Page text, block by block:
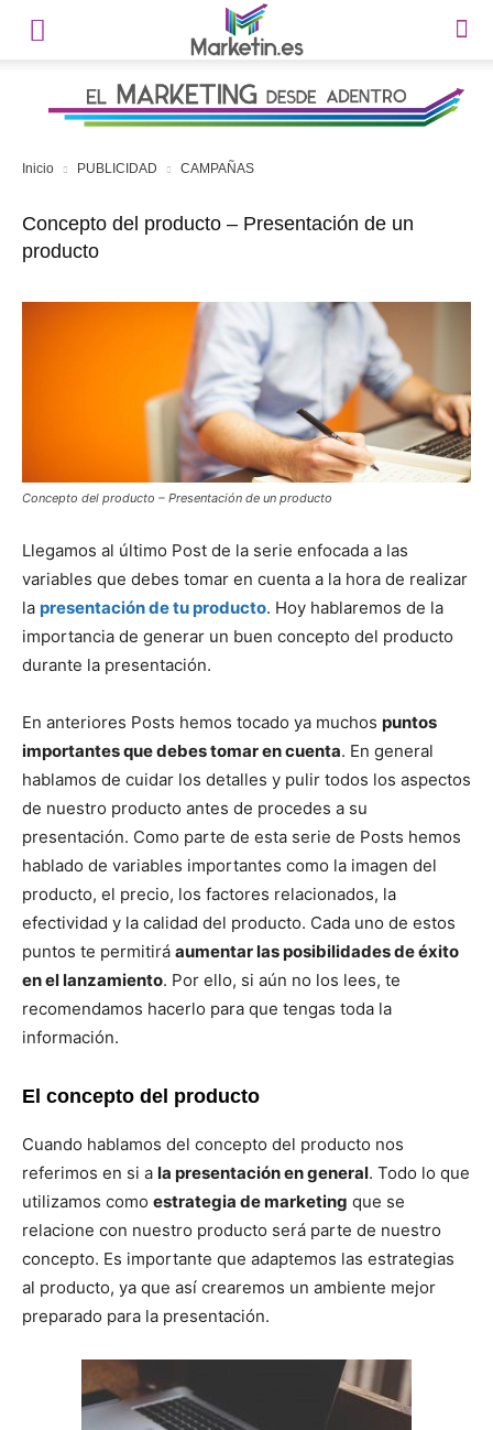
Inicio PUBLICIDAD CAMPAÑAS
Concepto del producto – Presentación de un
producto
Concepto del producto – Presentación de un producto
Llegamos al último Post de la serie enfocada a las
variables que debes tomar en cuenta a la hora de realizar
la presentación de tu producto. Hoy hablaremos de la
importancia de generar un buen concepto del producto
durante la presentación.
En anteriores Posts hemos tocado ya muchos puntos
importantes que debes tomar en cuenta. En general
hablamos de cuidar los detalles y pulir todos los aspectos
de nuestro producto antes de procedes a su
presentación. Como parte de esta serie de Posts hemos
hablado de variables importantes como la imagen del
producto, el precio, los factores relacionados, la
efectividad y la calidad del producto. Cada uno de estos
puntos te permitirá aumentar las posibilidades de éxito
en el lanzamiento. Por ello, si aún no los lees, te
recomendamos hacerlo para que tengas toda la
información.
El concepto del producto
Cuando hablamos del concepto del producto nos
referimos en si a la presentación en general. Todo lo que
utilizamos como estrategia de marketing que se
relacione con nuestro producto será parte de nuestro
concepto. Es importante que adaptemos las estrategias
al producto, ya que así crearemos un ambiente mejor
preparado para la presentación.